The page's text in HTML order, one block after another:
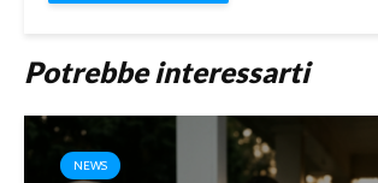
Potrebbe interessarti
NEWS